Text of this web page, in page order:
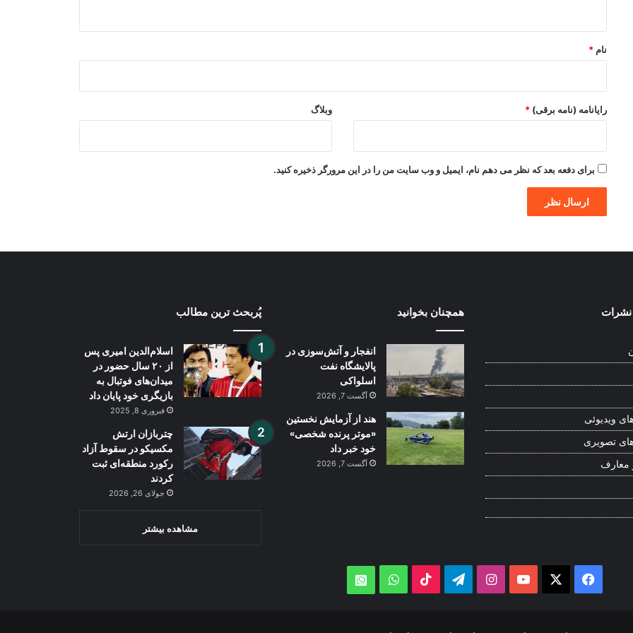
روسیه: وضعیت افغانستان همچنان در
قرار دارد
افغانستان
نام *
رایانامه (نامه برقی) * وبلاگ
برای دفعه بعد که نظر می دهم نام، ایمیل و وب سایت من را در این مرورگر ذخیره کنید.
ویدیوئی
تصویری
معارف
همچنان بخوانید
انفجار و آتش‌سوزی در
پالایشگاه نفت
اسلواکی
آگست 7, 2026
هند از آزمایش نخستین
«موتر پرنده شخصی»
خود خبر داد
آگست 7, 2026
پُربحث ترین مطالب
اسلام‌الدین امیری پس
از ۲۰ سال حضور در
میدان‌های فوتبال به
بازیگری خود پایان داد
فبروری 8, 2025
چتربازان ارتش
مکسیکو در سقوط آزاد
رکورد منطقه‌ای ثبت
کردند
جولای 26, 2026
مشاهده بیشتر
Facebook
YouTube
Instagram
Telegram
TikTok
WhatsApp
WhatsApp